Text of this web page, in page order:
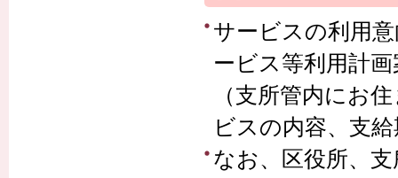
サービスの利用
ービス等利用計
（支所管内にお
ビスの内容、支
なお、区役所、